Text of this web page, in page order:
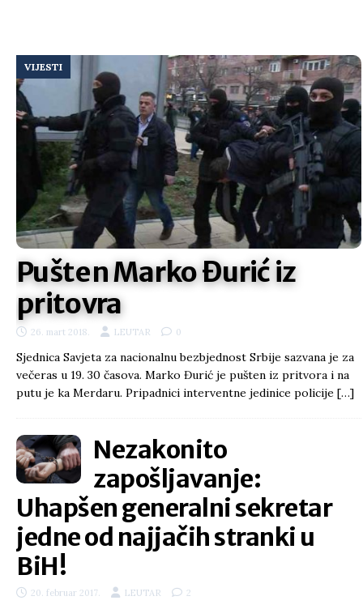
VIJESTI
Pušten Marko Đurić iz
pritovra
26. mart 2018. LEUTAR 0
Sjednica Savjeta za nacionalnu bezbjednost Srbije sazvana je za
večeras u 19. 30 časova. Marko Đurić je pušten iz pritvora i na
putu je ka Merdaru. Pripadnici interventne jedinice policije […]
Nezakonito
zapošljavanje:
Uhapšen generalni sekretar
jedne od najjačih stranki u
BiH!
20. februar 2017. LEUTAR 2